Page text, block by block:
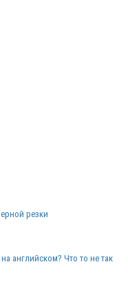
резки
английском? Что то не так